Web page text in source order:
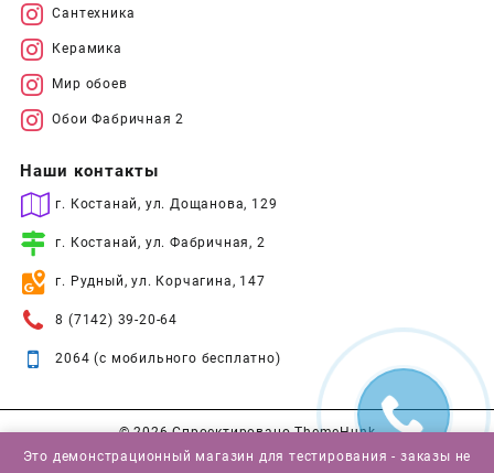
Сантехника
Керамика
Мир обоев
Обои Фабричная 2
Наши контакты
г. Костанай, ул. Дощанова, 129
г. Костанай, ул. Фабричная, 2
г. Рудный, ул. Корчагина, 147
8 (7142) 39-20-64
2064 (с мобильного бесплатно)
© 2026Спроектировано ThemeHunk
Это демонстрационный магазин для тестирования - заказы не